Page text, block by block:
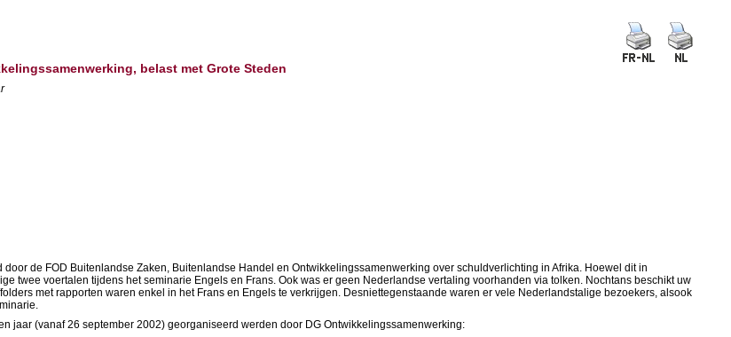
belast met Grote Steden
de FOD Buitenlandse Zaken, Buitenlandse Handel en Ontwikkelingssamenwerking over schuldverlichting in Afrika. Hoewel dit in
twee voertalen tijdens het seminarie Engels en Frans. Ook was er geen Nederlandse vertaling voorhanden via tolken. Nochtans beschikt uw
met rapporten waren enkel in het Frans en Engels te verkrijgen. Desniettegenstaande waren er vele Nederlandstalige bezoekers, alsook
jaar (vanaf 26 september 2002) georganiseerd werden door DG Ontwikkelingssamenwerking: